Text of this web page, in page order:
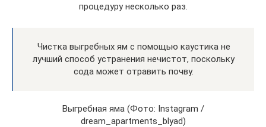
процедуру несколько раз.
Чистка выгребных ям с помощью каустика не
лучший способ устранения нечистот, поскольку
сода может отравить почву.
Выгребная яма (Фото: Instagram /
dream_apartments_blyad)